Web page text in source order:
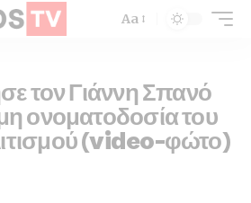
Aa
τον Γιάννη Σπανό
ονοματοδοσία του
(video-φώτο)